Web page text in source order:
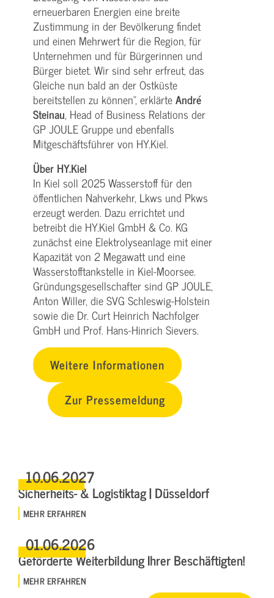
erneuerbaren Energien eine breite
Zustimmung in der Bevölkerung findet
und einen Mehrwert für die Region, für
Unternehmen und für Bürgerinnen und
Bürger bietet. Wir sind sehr erfreut, das
Gleiche nun bald an der Ostküste
bereitstellen zu können“, erklärteAndré
Steinau, Head of Business Relations der
GP JOULE Gruppe und ebenfalls
Mitgeschäftsführer von HY.Kiel.
Über HY.Kiel
In Kiel soll 2025 Wasserstoff für den
öffentlichen Nahverkehr, Lkws und Pkws
erzeugt werden. Dazu errichtet und
betreibt die HY.Kiel GmbH & Co. KG
zunächst eine Elektrolyseanlage mit einer
Kapazität von 2 Megawatt und eine
Wasserstofftankstelle in Kiel-Moorsee.
Gründungsgesellschafter sind GP JOULE,
Anton Willer, die SVG Schleswig-Holstein
sowie die Dr. Curt Heinrich Nachfolger
GmbH und Prof. Hans-Hinrich Sievers.
Weitere Informationen
Zur Pressemeldung
10.06.2027
Sicherheits- & Logistiktag | Düsseldorf
MEHR ERFAHREN
01.06.2026
Geförderte Weiterbildung Ihrer Beschäftigten!
MEHR ERFAHREN